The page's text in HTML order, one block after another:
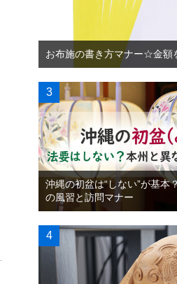
お布施の書き方マナー☆金額
沖縄の初盆は“しない”が基本
の風習と訪問マナー